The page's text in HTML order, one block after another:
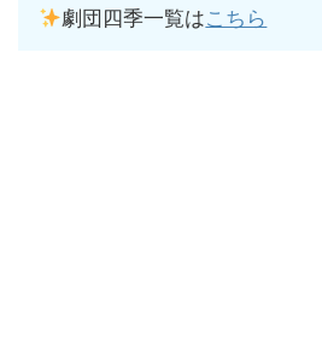
劇団四季一覧はこちら